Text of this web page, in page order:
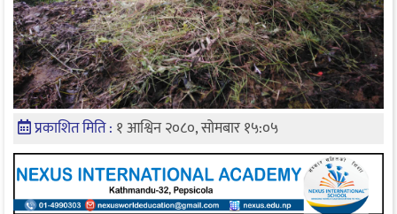
प्रकाशित मिति : १ आश्विन २०८०, सोमबार १५:०५